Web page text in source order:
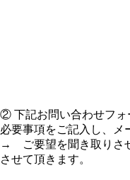
② 下記お問い合わせフォ
必要事項をご記入し、メ
→ ご要望を聞き取りさ
させて頂きます。